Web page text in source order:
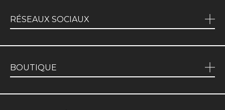
RÉSEAUX SOCIAUX
BOUTIQUE